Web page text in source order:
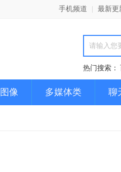
手机频道 最新更
热门搜索：
像 多媒体类 聊